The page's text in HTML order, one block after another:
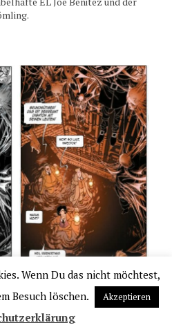
„Blutrausch“ mausert
Nicht auszudenken, was
auf den folgenden Seiten
Wenn Du das nicht möchtest,
Besuch löschen.
Akzeptieren